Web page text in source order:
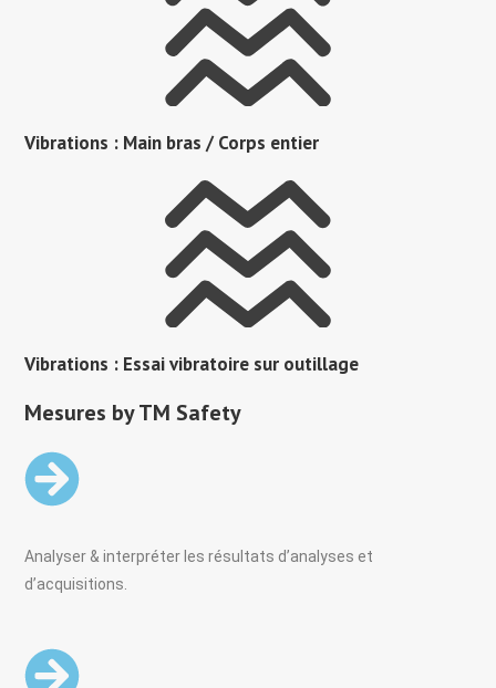
Vibrations : Main bras / Corps entier
Vibrations : Essai vibratoire sur outillage
Mesures by TM Safety
Analyser & interpréter les résultats d’analyses et
d’acquisitions.